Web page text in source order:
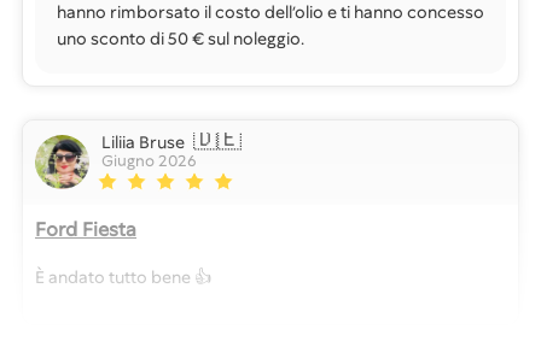
hanno rimborsato il costo dell’olio e ti hanno concesso
uno sconto di 50 € sul noleggio.
Liliia Bruse 🇩🇪
Giugno 2026
Ford Fiesta
È andato tutto bene 👍